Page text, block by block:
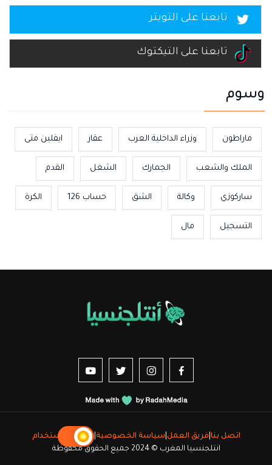
تابعنا على التويتر
تابعنا على التيكتوك
وسوم
ماراطون وزراء الداخلية العرب عقار ايفلين متى
الملك والشعب الجمارك الشغل القدم
ساركوزي وكالة الشق حساب 126 الكرة
التسجيل مال
Suivez-nous sur Facebook
nous sur Instagram
nous sur Twitter
اتصل بنا فريق العمل سياسة الخصوصية |شروط الاستخدام
انتلجنسيا المغرب © 2024 جميع الحقوق محفوظة